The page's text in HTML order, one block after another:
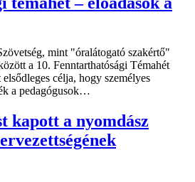
mint "óralátogató szakértő"
a 10. Fenntarthatósági Témahét
célja, hogy személyes
a pedagógusok…
kapott a nyomdász